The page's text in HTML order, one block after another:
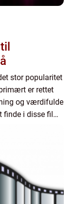
stor popularitet
er rettet
og værdifulde
i disse film.